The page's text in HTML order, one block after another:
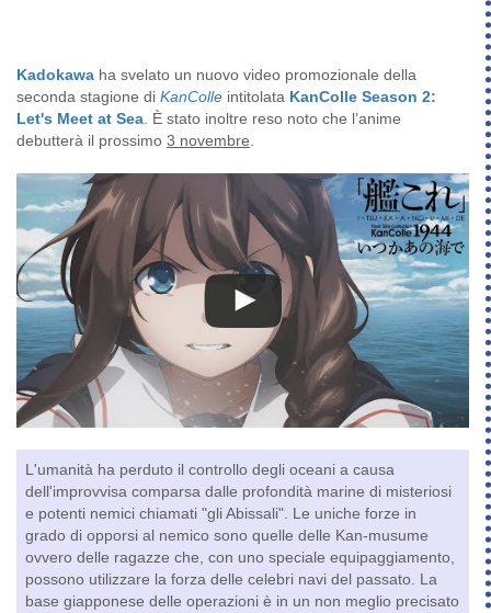
Kadokawa ha svelato un nuovo video promozionale della
seconda stagione di KanColle intitolata KanColle Season 2:
Let's Meet at Sea . È stato inoltre reso noto che l’anime
debutterà il prossimo 3 novembre
L'umanità ha perduto il controllo degli oceani a causa
dell'improvvisa comparsa dalle profondità marine di misteriosi
e potenti nemici chiamati "gli Abissali". Le uniche forze in
grado di opporsi al nemico sono quelle delle Kan-musume
ovvero delle ragazze che, con uno speciale equipaggiamento,
possono utilizzare la forza delle celebri navi del passato. La
base giapponese delle operazioni è in un non meglio precisato